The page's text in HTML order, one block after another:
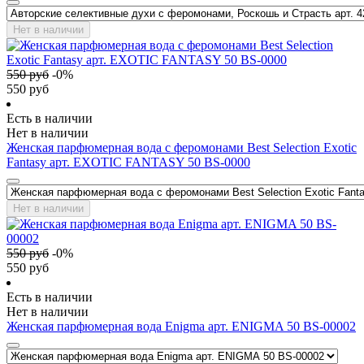
Нет в наличии
550руб -0%
550 руб
Есть в наличии
Нет в наличии
Женская парфюмерная вода с феромонами Best Selection Exotic
Fantasy арт. EXOTIC FANTASY 50 BS-0000
Нет в наличии
550руб -0%
550 руб
Есть в наличии
Нет в наличии
Женская парфюмерная вода Enigma арт. ENIGMA 50 BS-00002